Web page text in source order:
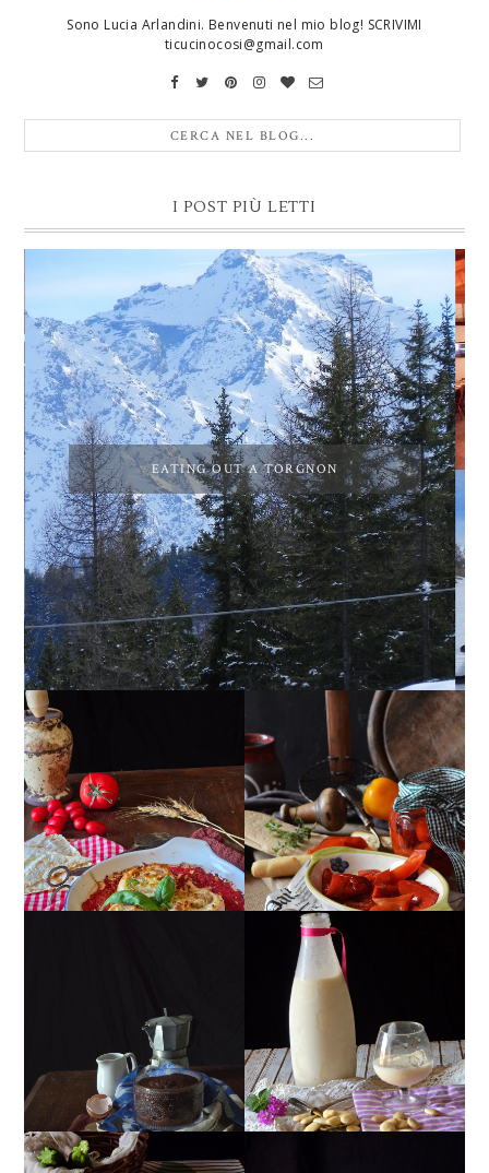
Sono Lucia Arlandini. Benvenuti nel mio blog! SCRIVIMI
ticucinocosi@gmail.com
I POST PIÙ LETTI
EATING OUT A TORGNON
GIRANDOLE DI
RICOTTA
PEPERONI ALLA
PIEMONTESE
MUG CAKE AL
CIOCCOLATO
MANDORLITO